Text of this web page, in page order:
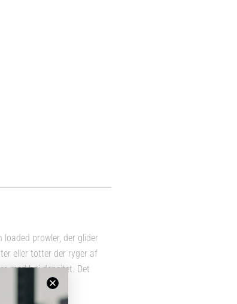
prowler, der glider
eller totter der ryger af
med høj densitet. Det